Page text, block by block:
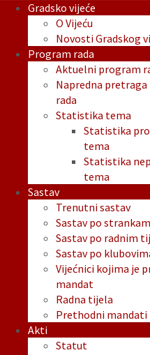
Gradsko vijeće
O Vijeću
Novosti Gradskog
Program rada
Aktuelni program
Napredna
rada
Statistika tema
Statistika
tema
Statistika
tema
Sastav
Trenutni sastav
Sastav po
Sastav po radnim
Sastav po
Vijećnici kojima je
mandat
Radna tijela
Prethodni mandati
Akti
Statut